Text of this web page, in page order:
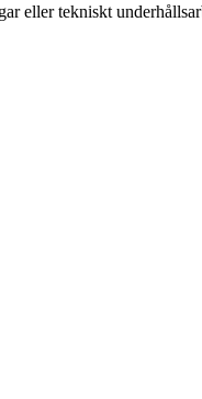
eller tekniskt